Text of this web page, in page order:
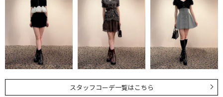
スタッフコーデ一覧はこちら